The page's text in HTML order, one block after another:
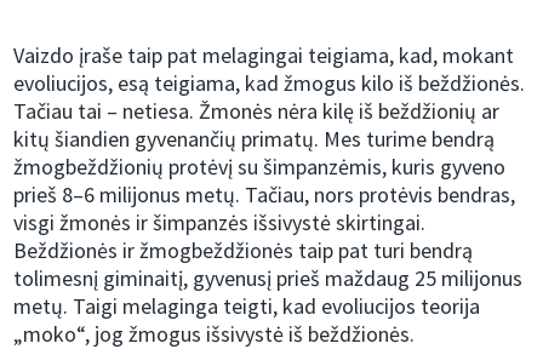
Vaizdo įraše taip pat melagingai teigiama, kad, mokant
evoliucijos, esą teigiama, kad žmogus kilo iš beždžionės.
Tačiau tai – netiesa. Žmonės nėra kilę iš beždžionių ar
kitų šiandien gyvenančių primatų. Mes turime bendrą
žmogbeždžionių protėvį su šimpanzėmis, kuris gyveno
prieš 8–6 milijonus metų. Tačiau, nors protėvis bendras,
visgi žmonės ir šimpanzės išsivystė skirtingai.
Beždžionės ir žmogbeždžionės taip pat turi bendrą
tolimesnį giminaitį, gyvenusį prieš maždaug 25 milijonus
metų. Taigi melaginga teigti, kad evoliucijos teorija
„moko“, jog žmogus išsivystė iš beždžionės.